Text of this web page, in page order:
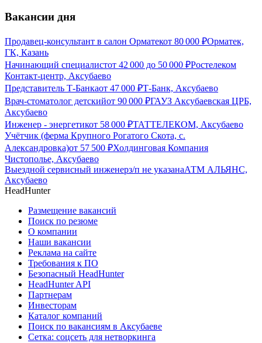
Вакансии дня
Продавец-консультант в салон Орматекот 80 000 ₽Орматек,
ГК, Казань
Начинающий специалистот 42 000 до 50 000 ₽Ростелеком
Контакт-центр, Аксубаево
Представитель Т-Банкаот 47 000 ₽Т-Банк, Аксубаево
Врач-стоматолог детскийот 90 000 ₽ГАУЗ Аксубаевская ЦРБ,
Аксубаево
Инженер - энергетикот 58 000 ₽ТАТТЕЛЕКОМ, Аксубаево
Учётчик (ферма Крупного Рогатого Скота, с.
Александровка)от 57 500 ₽Холдинговая Компания
Чистополье, Аксубаево
Выездной сервисный инженерз/п не указанаАТМ АЛЬЯНС,
Аксубаево
HeadHunter
Размещение вакансий
Поиск по резюме
О компании
Наши вакансии
Реклама на сайте
Требования к ПО
Безопасный HeadHunter
HeadHunter API
Партнерам
Инвесторам
Каталог компаний
Поиск по вакансиям в Аксубаеве
Сетка: соцсеть для нетворкинга